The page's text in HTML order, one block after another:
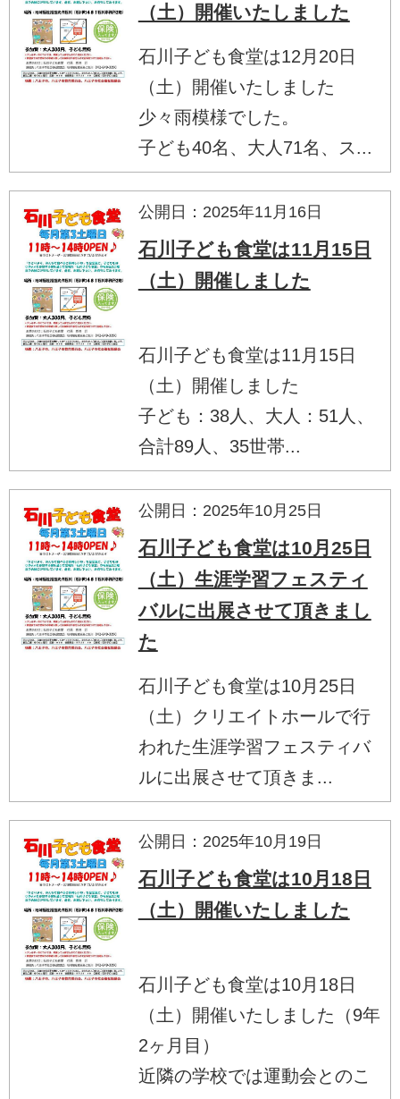
（土）開催いたしました
石川子ども食堂は12月20日
（土）開催いたしました
少々雨模様でした。
子ども40名、大人71名、ス...
公開日：2025年11月16日
石川子ども食堂は11月15日
（土）開催しました
石川子ども食堂は11月15日
（土）開催しました
子ども：38人、大人：51人、
合計89人、35世帯...
公開日：2025年10月25日
石川子ども食堂は10月25日
（土）生涯学習フェスティ
バルに出展させて頂きまし
た
石川子ども食堂は10月25日
（土）クリエイトホールで行
われた生涯学習フェスティバ
ルに出展させて頂きま...
公開日：2025年10月19日
石川子ども食堂は10月18日
（土）開催いたしました
石川子ども食堂は10月18日
（土）開催いたしました（9年
2ヶ月目）
近隣の学校では運動会とのこ